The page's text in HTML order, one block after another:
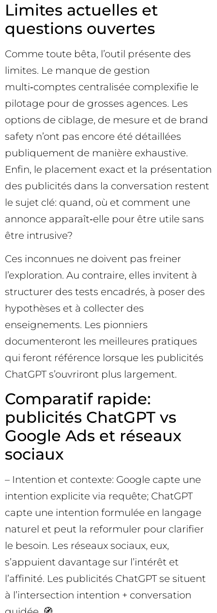
Limites actuelles et
questions ouvertes
Comme toute bêta, l’outil présente des
limites. Le manque de gestion
multi‑comptes centralisée complexifie le
pilotage pour de grosses agences. Les
options de ciblage, de mesure et de brand
safety n’ont pas encore été détaillées
publiquement de manière exhaustive.
Enfin, le placement exact et la présentation
des publicités dans la conversation restent
le sujet clé: quand, où et comment une
annonce apparaît‑elle pour être utile sans
être intrusive?
Ces inconnues ne doivent pas freiner
l’exploration. Au contraire, elles invitent à
structurer des tests encadrés, à poser des
hypothèses et à collecter des
enseignements. Les pionniers
documenteront les meilleures pratiques
qui feront référence lorsque les publicités
ChatGPT s’ouvriront plus largement.
Comparatif rapide:
publicités ChatGPT vs
Google Ads et réseaux
sociaux
– Intention et contexte: Google capte une
intention explicite via requête; ChatGPT
capte une intention formulée en langage
naturel et peut la reformuler pour clarifier
le besoin. Les réseaux sociaux, eux,
s’appuient davantage sur l’intérêt et
l’affinité. Les publicités ChatGPT se situent
à l’intersection intention + conversation